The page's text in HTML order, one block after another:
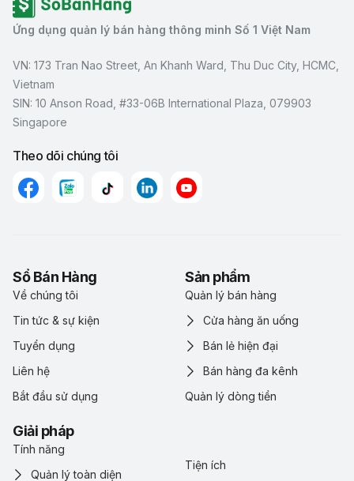
Ứng dụng quản lý bán hàng thông minh Số 1 Việt Nam
VN: 173 Tran Nao Street, An Khanh Ward, Thu Duc City, HCMC,
Vietnam
SIN: 10 Anson Road, #33-06B International Plaza, 079903
Singapore
Theo dõi chúng tôi
Sổ Bán Hàng
Về chúng tôi
Tin tức & sự kiện
Tuyển dụng
Liên hệ
Bắt đầu sử dụng
Sản phẩm
Quản lý bán hàng
Cửa hàng ăn uống
Bán lẻ hiện đại
Bán hàng đa kênh
Quản lý dòng tiền
Giải pháp
Tính năng
Quản lý toàn diện
Tiện ích